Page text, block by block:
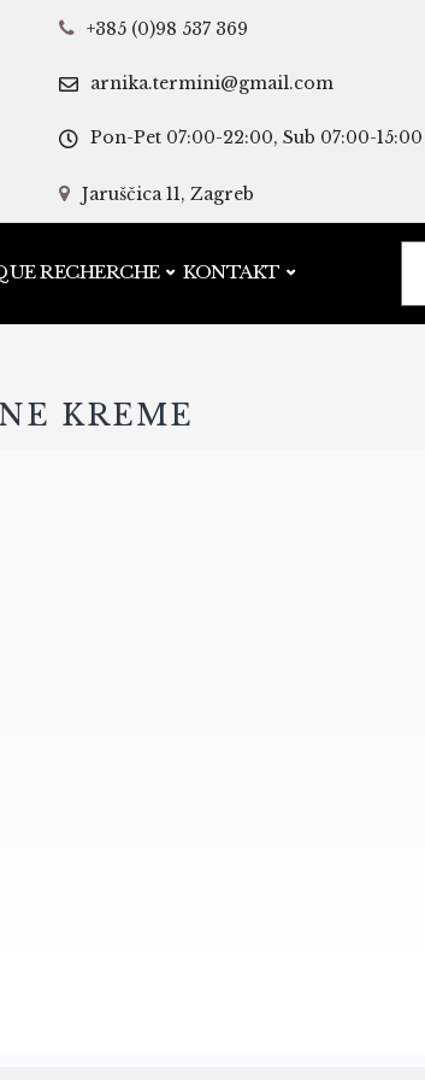
+385 (0)98 537 369
arnika.termini@gmail.com
Pon-Pet 07:00-22:00, Sub 07:00-15:00
Jaruščica 11, Zagreb
RECHERCHE KONTAKT
KREME